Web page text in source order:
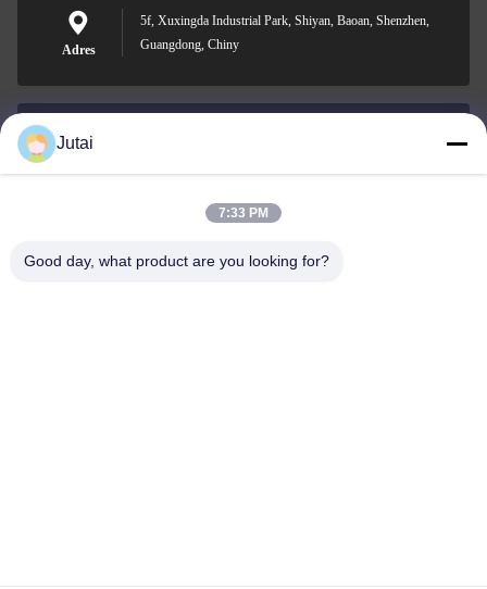
Adres
5f, Xuxingda Industrial Park, Shiyan, Baoan, Shenzhen,
Guangdong, Chiny
Wiadomość
Jutai
7:33 PM
Good day, what product are you looking for?